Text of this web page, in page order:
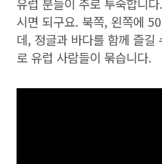
시면 되구요. 북쪽, 왼쪽에
데, 정글과 바다를 함께 즐길
로 유럽 사람들이 묶습니다.